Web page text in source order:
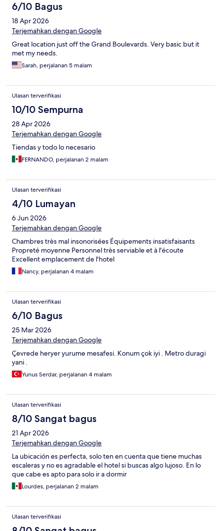
6/10 Bagus
18 Apr 2026
Terjemahkan dengan Google
Great location just off the Grand Boulevards. Very basic but it
met my needs.
Sarah, perjalanan 5 malam
Ulasan terverifikasi
10/10 Sempurna
28 Apr 2026
Terjemahkan dengan Google
Tiendas y todo lo necesario
FERNANDO, perjalanan 2 malam
Ulasan terverifikasi
4/10 Lumayan
6 Jun 2026
Terjemahkan dengan Google
Chambres très mal insonorisées Équipements insatisfaisants
Propreté moyenne Personnel très serviable et à l'écoute
Excellent emplacement de l'hotel
Nancy, perjalanan 4 malam
Ulasan terverifikasi
6/10 Bagus
25 Mar 2026
Terjemahkan dengan Google
Çevrede heryer yurume mesafesi. Konum çok iyi . Metro duragi
yani .
Yunus Serdar, perjalanan 4 malam
Ulasan terverifikasi
8/10 Sangat bagus
21 Apr 2026
Terjemahkan dengan Google
La ubicación es perfecta, solo ten en cuenta que tiene muchas
escaleras y no es agradable el hotel si buscas algo lujoso. En lo
que cabe es apto para solo ir a dormir
Lourdes, perjalanan 2 malam
Ulasan terverifikasi